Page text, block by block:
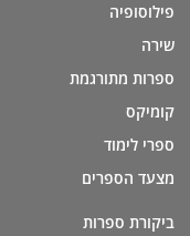
פילוסופיה
שירה
ספרות מתורגמת
קומיקס
ספרי לימוד
מצעד הספרים
ביקורת ספרות